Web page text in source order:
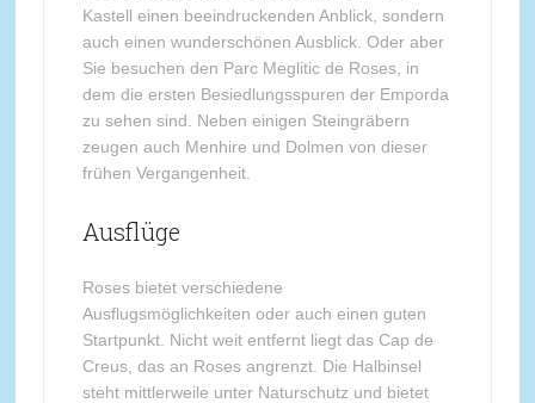
Kastell einen beeindruckenden Anblick, sondern
auch einen wunderschönen Ausblick. Oder aber
Sie besuchen den Parc Meglitic de Roses, in
dem die ersten Besiedlungsspuren der Emporda
zu sehen sind. Neben einigen Steingräbern
zeugen auch Menhire und Dolmen von dieser
frühen Vergangenheit.
Ausflüge
Roses bietet verschiedene
Ausflugsmöglichkeiten oder auch einen guten
Startpunkt. Nicht weit entfernt liegt das Cap de
Creus, das an Roses angrenzt. Die Halbinsel
steht mittlerweile unter Naturschutz und bietet